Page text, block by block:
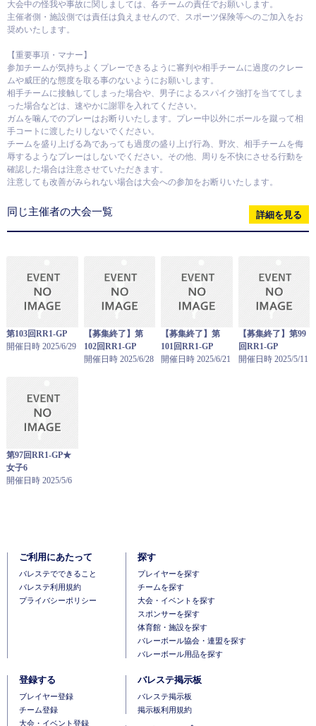
大会中の怪我や事故に関しましては、各チームの責任でお願いします。
主催者側・施設側では責任は負えませんので、スポーツ保険等へのご加入をお
奨めいたします。
【重要事項・マナー】
参加チームが気持ちよくプレーできるように審判や相手チームに過度のクレー
ムや威圧的な態度を取る事のないようにお願いします。
相手チームに接触してしまった場合や、男子によるスパイク強打を当ててしま
った場合などは、速やかに謝罪を入れてください。
ガムを噛んでのプレーはお断りいたします。プレー中以外にボールを蹴って相
手コートに渡したりしないでください。
チームを盛り上げる為であっても過度の盛り上げ行為、野次、相手チームを侮
辱するようなプレーはしないでください。その他、周りを不快にさせる行動を
確認した場合は注意させていただきます。
注意しても改善がみられない場合は大会への参加をお断りいたします。
同じ主催者の大会一覧 詳細を見る
第103回RR1-GP
開催日時 2025/6/29
【募集終了】第
102回RR1-GP
開催日時 2025/6/28
【募集終了】第
101回RR1-GP
開催日時 2025/6/21
【募集終了】第99
回RR1-GP
開催日時 2025/5/11
第97回RR1-GP★
女子6
開催日時 2025/5/6
ご利用にあたって
バレステでできること
バレステ利用規約
プライバシーポリシー
探す
プレイヤーを探す
チームを探す
大会・イベントを探す
スポンサーを探す
体育館・施設を探す
バレーボール協会・連盟を探す
バレーボール用品を探す
登録する
ブレイヤー登録
チーム登録
大会・イベント登録
バレステ掲示板
バレステ掲示板
掲示板利用規約